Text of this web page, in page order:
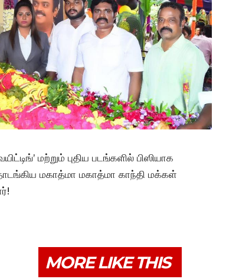
மற்றும் புதிய படங்களில் பிஸியாக
மகாத்மா மகாத்மா காந்தி மக்கள்
MORE LIKE THIS